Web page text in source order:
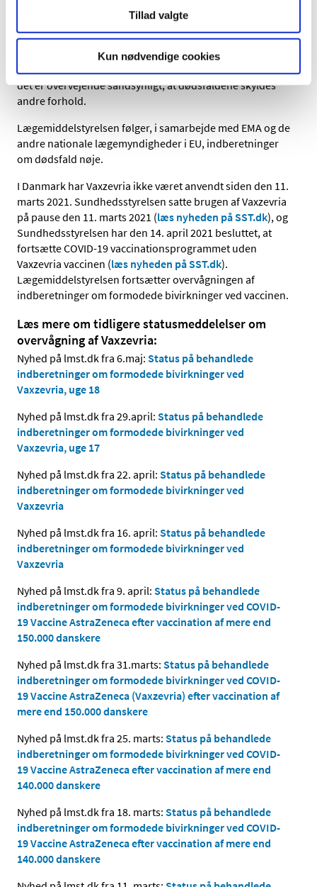
Tillad valgte
Kun nødvendige cookies
vurderet 2 indberetninger, der omhandler dødsfald i
tiden efter vaccination. I begge tilfælde er det
Lægemiddelstyrelsens vurdering, at det er mindre
sandsynligt, at der er sammenhæng med vaccinen, og at
det er overvejende sandsynligt, at dødsfaldene skyldes
andre forhold.
Lægemiddelstyrelsen følger, i samarbejde med EMA og de
andre nationale lægemyndigheder i EU, indberetninger
om dødsfald nøje.
I Danmark har Vaxzevria ikke været anvendt siden den 11.
marts 2021. Sundhedsstyrelsen satte brugen af Vaxzevria
på pause den 11. marts 2021 (læs nyheden på SST.dk), og
Sundhedsstyrelsen har den 14. april 2021 besluttet, at
fortsætte COVID-19 vaccinationsprogrammet uden
Vaxzevria vaccinen (læs nyheden på SST.dk).
Lægemiddelstyrelsen fortsætter overvågningen af
indberetninger om formodede bivirkninger ved vaccinen.
Læs mere om tidligere statusmeddelelser om
overvågning af Vaxzevria:
Nyhed på lmst.dk fra 6.maj: Status på behandlede
indberetninger om formodede bivirkninger ved
Vaxzevria, uge 18
Nyhed på lmst.dk fra 29.april: Status på behandlede
indberetninger om formodede bivirkninger ved
Vaxzevria, uge 17
Nyhed på lmst.dk fra 22. april: Status på behandlede
indberetninger om formodede bivirkninger ved
Vaxzevria
Nyhed på lmst.dk fra 16. april: Status på behandlede
indberetninger om formodede bivirkninger ved
Vaxzevria
Nyhed på lmst.dk fra 9. april: Status på behandlede
indberetninger om formodede bivirkninger ved COVID-
19 Vaccine AstraZeneca efter vaccination af mere end
150.000 danskere
Nyhed på lmst.dk fra 31.marts: Status på behandlede
indberetninger om formodede bivirkninger ved COVID-
19 Vaccine AstraZeneca (Vaxzevria) efter vaccination af
mere end 150.000 danskere
Nyhed på lmst.dk fra 25. marts: Status på behandlede
indberetninger om formodede bivirkninger ved COVID-
19 Vaccine AstraZeneca efter vaccination af mere end
140.000 danskere
Nyhed på lmst.dk fra 18. marts: Status på behandlede
indberetninger om formodede bivirkninger ved COVID-
19 Vaccine AstraZeneca efter vaccination af mere end
140.000 danskere